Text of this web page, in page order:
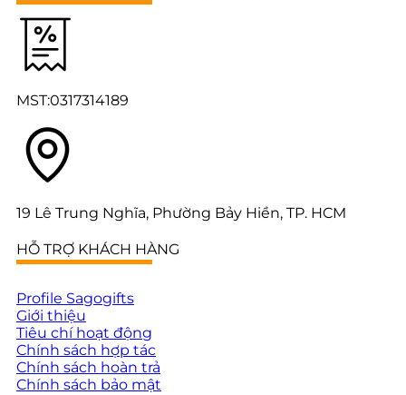
MST:0317314189
19 Lê Trung Nghĩa, Phường Bảy Hiền, TP. HCM
HỖ TRỢ KHÁCH HÀNG
Profile Sagogifts
Giới thiệu
Tiêu chí hoạt động
Chính sách hợp tác
Chính sách hoàn trả
Chính sách bảo mật